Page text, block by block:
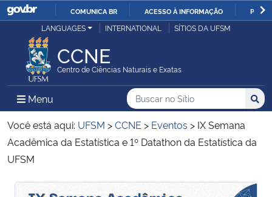
IR
COMUNICA BR ACESSO À INFORMAÇÃO
Ministério da Justiça e Segurança Pública
Ministério da Defesa
Ministério das Relações Exteriores
Ministério da Economia
Ministério da Infraestrutura
LANGUAGES INTERNATIONAL SÍTIOS DA UFSM
CCNE
Centro de Ciências Naturais e Exatas
Menu Menu Principal do Sítio
Busca
Buscar no no Sítio
Busca:
Você está aqui: UFSM >CCNE > Eventos > IX Semana
Acadêmica da Estatística e 1º Datathon da Estatística da
UFSM